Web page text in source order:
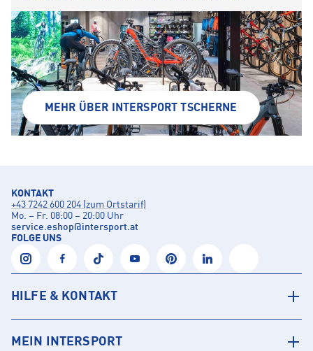
MEHR ÜBER INTERSPORT TSCHERNE
KONTAKT
+43 7242 600 204 (zum Ortstarif)
Mo. – Fr. 08:00 – 20:00 Uhr
service.eshop@intersport.at
FOLGE UNS
HILFE & KONTAKT
MEIN INTERSPORT